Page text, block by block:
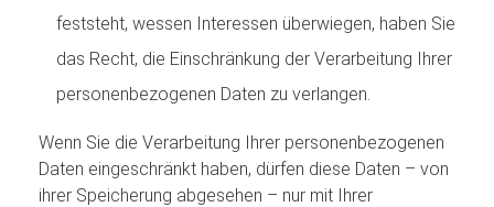
feststeht, wessen Interessen überwiegen, haben Sie
das Recht, die Einschränkung der Verarbeitung Ihrer
personenbezogenen Daten zu verlangen.
Wenn Sie die Verarbeitung Ihrer personenbezogenen
Daten eingeschränkt haben, dürfen diese Daten – von
ihrer Speicherung abgesehen – nur mit Ihrer